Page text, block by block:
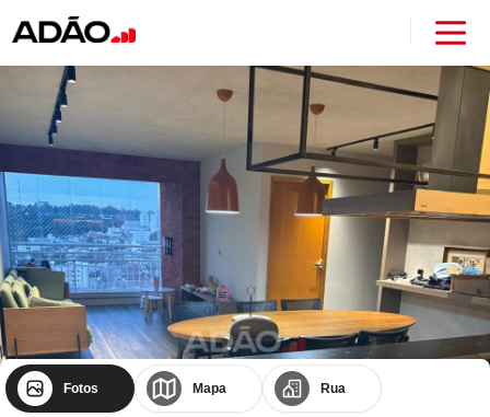
Fotos Mapa Rua